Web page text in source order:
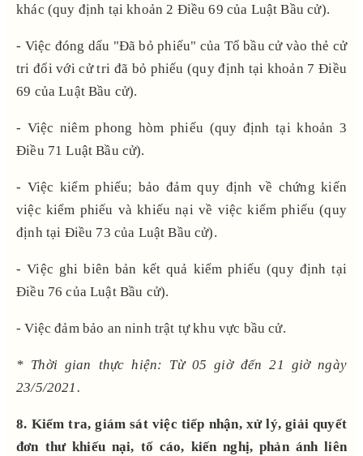
khác (quy định tại khoản 2 Điều 69 của Luật Bầu cử).
- Việc đóng dấu "Đã bỏ phiếu" của Tổ bầu cử vào thẻ cử
tri đối với cử tri đã bỏ phiếu (quy định tại khoản 7 Điều
69 của Luật Bầu cử).
- Việc niêm phong hòm phiếu (quy định tại khoản 3
Điều 71 Luật Bầu cử).
- Việc kiểm phiếu; bảo đảm quy định về chứng kiến
việc kiểm phiếu và khiếu nại về việc kiểm phiếu (quy
định tại Điều 73 của Luật Bầu cử).
- Việc ghi biên bản kết quả kiểm phiếu (quy định tại
Điều 76 của Luật Bầu cử).
- Việc đảm bảo an ninh trật tự khu vực bầu cử.
* Thời gian thực hiện: Từ 05 giờ đến 21 giờ ngày
23/5/2021.
8. Kiểm tra, giám sát việc tiếp nhận, xử lý, giải quyết
đơn thư khiếu nại, tố cáo, kiến nghị, phản ánh liên